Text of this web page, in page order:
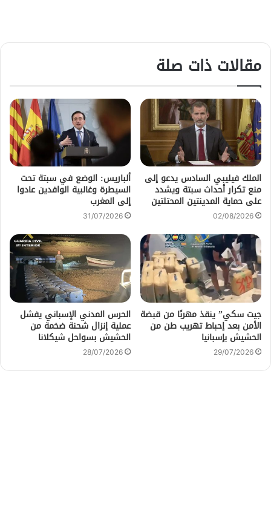
مقالات ذات صلة
الملك فيليبي السادس يدعو إلى
منع تكرار أحداث سبتة ويشدد
على حماية المدينتين المحتلتين
02/08/2026
ألباريس: الوضع في سبتة تحت
السيطرة وغالبية الوافدين عادوا
إلى المغرب
31/07/2026
جيت سكي” ينقذ مهربًا من قبضة
الأمن بعد إحباط تهريب طن من
الحشيش بإسبانيا
29/07/2026
الحرس المدني الإسباني يفشل
عملية إنزال شحنة ضخمة من
الحشيش بسواحل شيكلانا
28/07/2026